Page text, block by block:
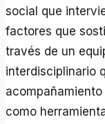
social que
factores que
través de un
interdisciplinario
acompañamiento
como